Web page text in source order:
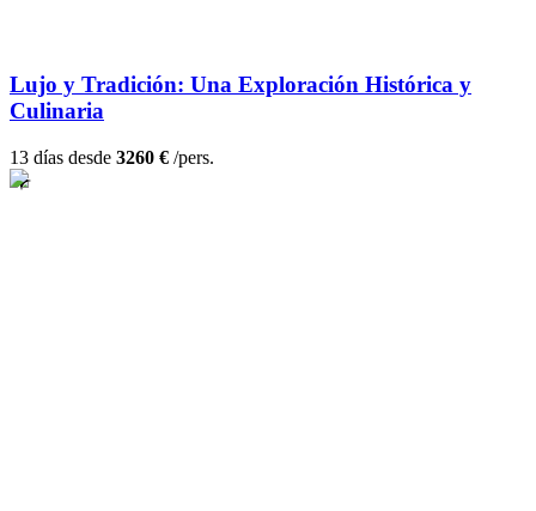
Lujo y Tradición: Una Exploración Histórica y
Culinaria
13 días desde 3260 € /pers.